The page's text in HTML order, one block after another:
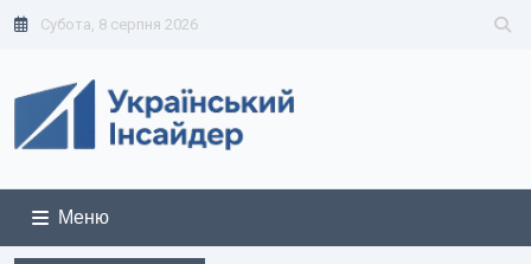
Субота, 8 серпня 2026
Меню